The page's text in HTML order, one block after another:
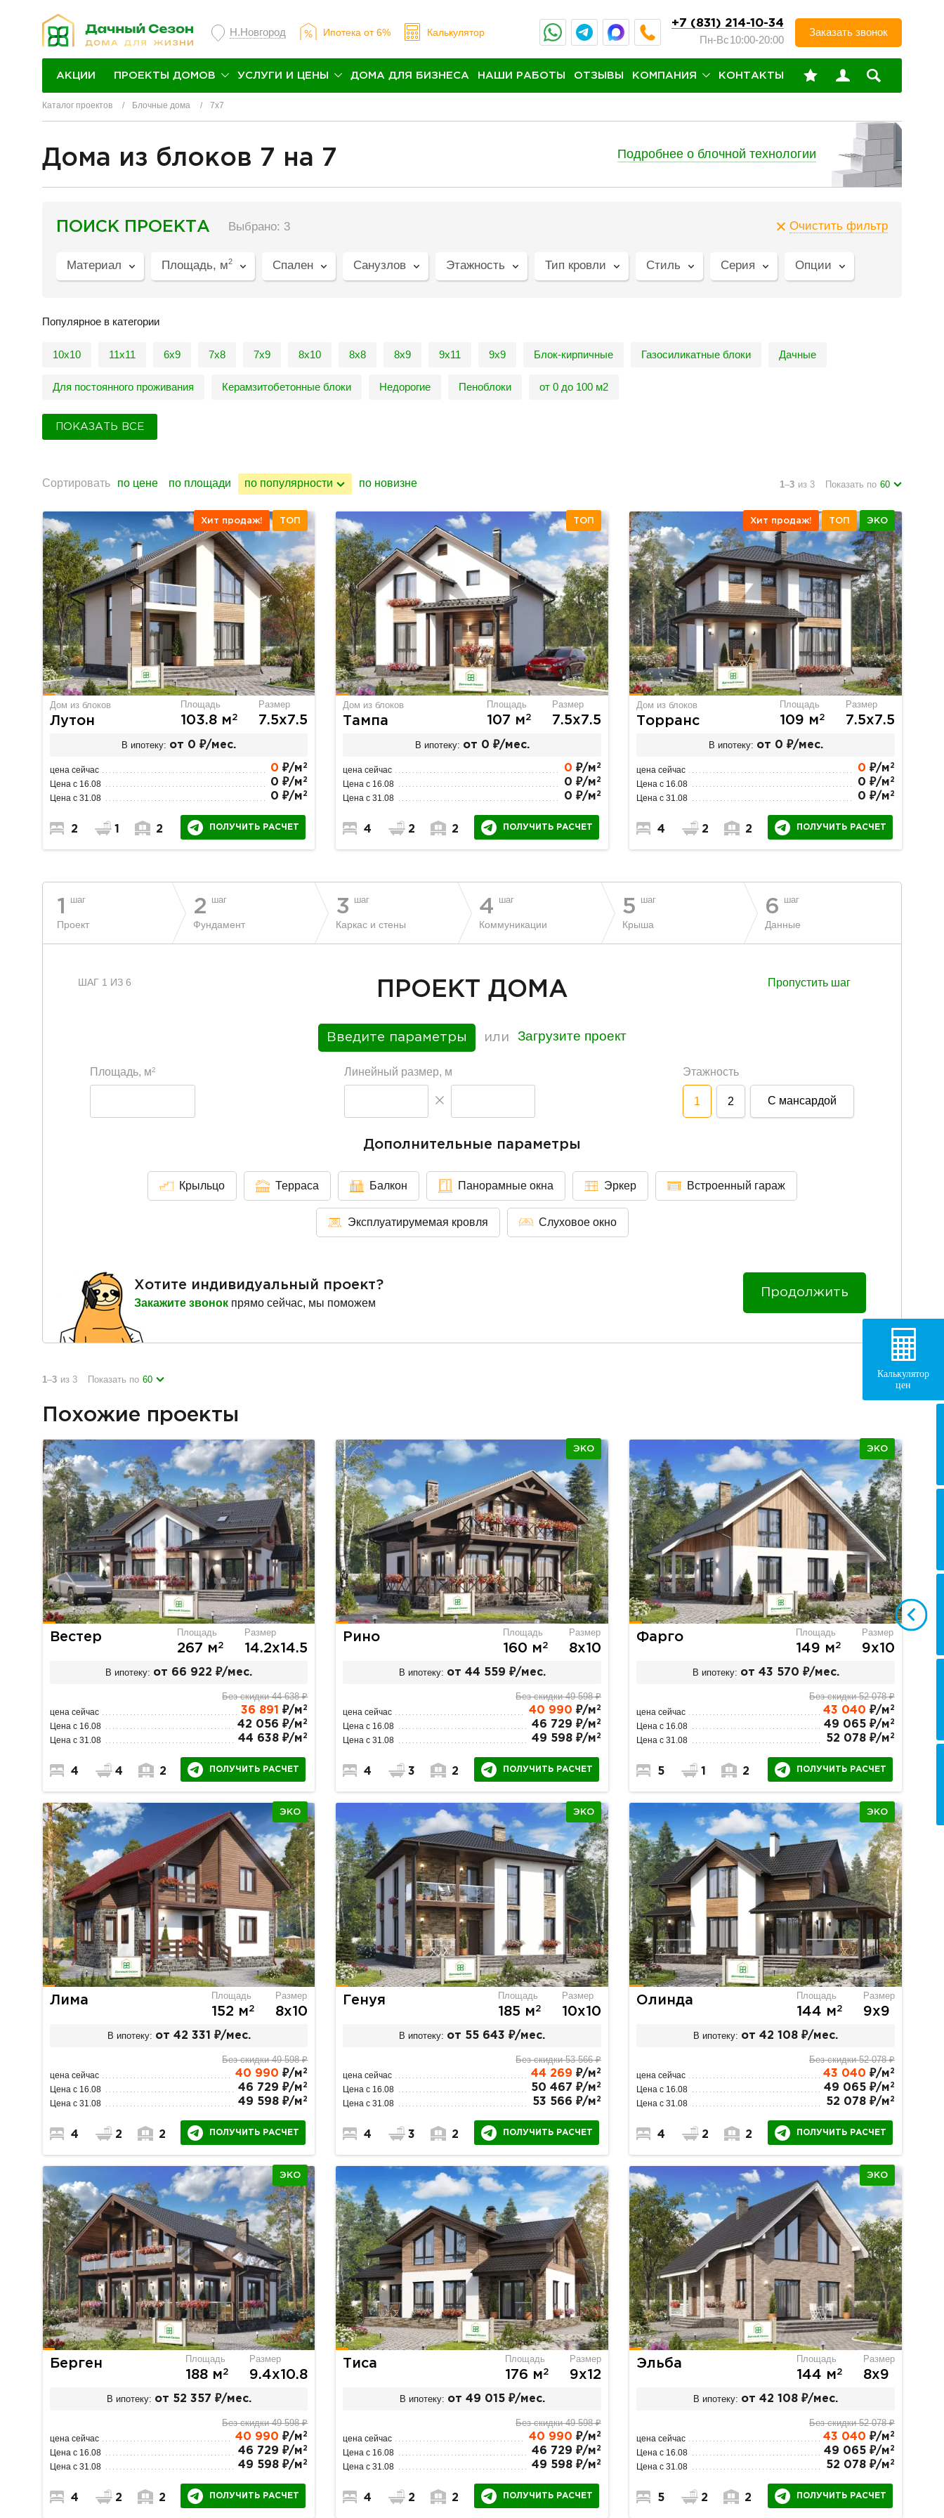
Н.Новгород Ипотека от 6% Калькулятор
+7 (831) 214-10-34
Пн-Вс10:00-20:00
Заказать звонок
АКЦИИ ПРОЕКТЫ ДОМОВ УСЛУГИ И ЦЕНЫ ДОМА ДЛЯ БИЗНЕСА НАШИ РАБОТЫ ОТЗЫВЫ КОМПАНИЯ КОНТАКТЫ
Каталог проектов Блочные дома 7х7
Дома из блоков 7 на 7 Подробнее о блочной технологии
ПОИСК ПРОЕКТА Выбрано: 3 Очистить фильтр
Материал Площадь, м2 Спален Санузлов Этажность Тип кровли Стиль Серия Опции
Популярное в категории
10х10 11х11 6х9 7х8 7х9 8х10 8х8 8х9 9х11 9х9 Блок-кирпичные Газосиликатные блоки Дачные
Для постоянного проживания Керамзитобетонные блоки Недорогие Пеноблоки от 0 до 100 м2
ПОКАЗАТЬ ВСЕ
Сортировать по цене по площади по популярности по новизне 1–3 из 3 Показать по 60
Хит продаж! ТОП
Дом из блоков
Лутон
Площадь
103.8 м2
Размер
7.5х7.5
В ипотеку: от 0 ₽/мес.
цена сейчас 0 ₽/м 2
Цена с 16.08 0 ₽/м 2
Цена с 31.08 0 ₽/м 2
2 1 2 ПОЛУЧИТЬ РАСЧЕТ
ТОП
Дом из блоков
Тампа
Площадь
107 м2
Размер
7.5х7.5
В ипотеку: от 0 ₽/мес.
цена сейчас 0 ₽/м 2
Цена с 16.08 0 ₽/м 2
Цена с 31.08 0 ₽/м 2
4 2 2 ПОЛУЧИТЬ РАСЧЕТ
Хит продаж! ТОП ЭКО
Дом из блоков
Торранс
Площадь
109 м2
Размер
7.5х7.5
В ипотеку: от 0 ₽/мес.
цена сейчас 0 ₽/м 2
Цена с 16.08 0 ₽/м 2
Цена с 31.08 0 ₽/м 2
4 2 2 ПОЛУЧИТЬ РАСЧЕТ
1 шаг
Проект
2 шаг
Фундамент
3 шаг
Каркас и стены
4 шаг
Коммуникации
5 шаг
Крыша
6 шаг
Данные
ШАГ 1 ИЗ 6 ПРОЕКТ ДОМА Пропустить шаг
Введите параметры или Загрузите проект
Площадь, м2 Линейный размер, м Этажность
1 2 С мансардой
Дополнительные параметры
Крыльцо Терраса Балкон Панорамные окна Эркер Встроенный гараж
Эксплуатирумемая кровля Слуховое окно
Хотите индивидуальный проект?
Закажите звонок прямо сейчас, мы поможем
Продолжить
1–3 из 3 Показать по 60
Похожие проекты
Вестер Площадь
267 м2
Размер
14.2х14.5
В ипотеку: от 66 922 ₽/мес.
Без скидки 44 638 ₽
цена сейчас 36 891 ₽/м 2
Цена с 16.08 42 056 ₽/м 2
Цена с 31.08 44 638 ₽/м 2
4 4 2 ПОЛУЧИТЬ РАСЧЕТ
ЭКО
Рино Площадь
160 м2
Размер
8х10
В ипотеку: от 44 559 ₽/мес.
Без скидки 49 598 ₽
цена сейчас 40 990 ₽/м 2
Цена с 16.08 46 729 ₽/м 2
Цена с 31.08 49 598 ₽/м 2
4 3 2 ПОЛУЧИТЬ РАСЧЕТ
ЭКО
Фарго Площадь
149 м2
Размер
9х10
В ипотеку: от 43 570 ₽/мес.
Без скидки 52 078 ₽
цена сейчас 43 040 ₽/м 2
Цена с 16.08 49 065 ₽/м 2
Цена с 31.08 52 078 ₽/м 2
5 1 2 ПОЛУЧИТЬ РАСЧЕТ
ЭКО
Лима Площадь
152 м2
Размер
8х10
В ипотеку: от 42 331 ₽/мес.
Без скидки 49 598 ₽
цена сейчас 40 990 ₽/м 2
Цена с 16.08 46 729 ₽/м 2
Цена с 31.08 49 598 ₽/м 2
4 2 2 ПОЛУЧИТЬ РАСЧЕТ
ЭКО
Генуя Площадь
185 м2
Размер
10х10
В ипотеку: от 55 643 ₽/мес.
Без скидки 53 566 ₽
цена сейчас 44 269 ₽/м 2
Цена с 16.08 50 467 ₽/м 2
Цена с 31.08 53 566 ₽/м 2
4 3 2 ПОЛУЧИТЬ РАСЧЕТ
ЭКО
Олинда Площадь
144 м2
Размер
9х9
В ипотеку: от 42 108 ₽/мес.
Без скидки 52 078 ₽
цена сейчас 43 040 ₽/м 2
Цена с 16.08 49 065 ₽/м 2
Цена с 31.08 52 078 ₽/м 2
4 2 2 ПОЛУЧИТЬ РАСЧЕТ
ЭКО
Берген Площадь
188 м2
Размер
9.4х10.8
В ипотеку: от 52 357 ₽/мес.
Без скидки 49 598 ₽
цена сейчас 40 990 ₽/м 2
Цена с 16.08 46 729 ₽/м 2
Цена с 31.08 49 598 ₽/м 2
4 2 2 ПОЛУЧИТЬ РАСЧЕТ
Тиса Площадь
176 м2
Размер
9х12
В ипотеку: от 49 015 ₽/мес.
Без скидки 49 598 ₽
цена сейчас 40 990 ₽/м 2
Цена с 16.08 46 729 ₽/м 2
Цена с 31.08 49 598 ₽/м 2
4 2 2 ПОЛУЧИТЬ РАСЧЕТ
ЭКО
Эльба Площадь
144 м2
Размер
8х9
В ипотеку: от 42 108 ₽/мес.
Без скидки 52 078 ₽
цена сейчас 43 040 ₽/м 2
Цена с 16.08 49 065 ₽/м 2
Цена с 31.08 52 078 ₽/м 2
5 2 2 ПОЛУЧИТЬ РАСЧЕТ
Калькулятор
цен